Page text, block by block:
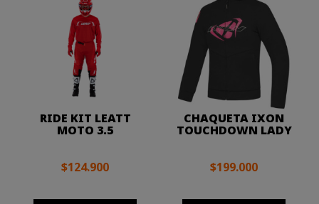
RIDE KIT LEATT
MOTO 3.5
$124.900
CHAQUETA IXON
TOUCHDOWN LADY
$199.000